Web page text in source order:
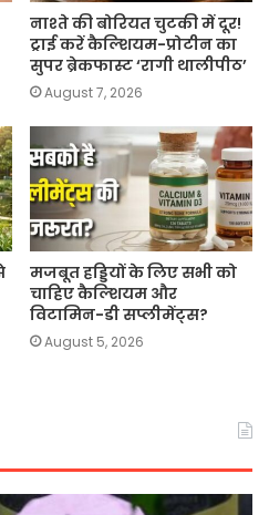
नाश्ते की बोरियत चुटकी में दूर!
ट्राई करें कैल्शियम-प्रोटीन का
सुपर ब्रेकफास्ट ‘रागी थालीपीठ’
August 7, 2026
मजबूत हड्डियों के लिए सभी को
चाहिए कैल्शियम और
विटामिन-डी सप्लीमेंट्स?
August 5, 2026